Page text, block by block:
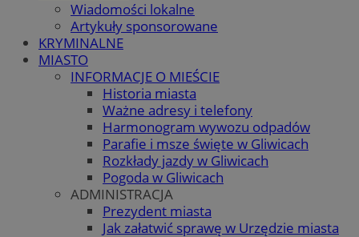
Wiadomości lokalne
Artykuły sponsorowane
KRYMINALNE
MIASTO
INFORMACJE O MIEŚCIE
Historia miasta
Ważne adresy i telefony
Harmonogram wywozu odpadów
Parafie i msze święte w Gliwicach
Rozkłady jazdy w Gliwicach
Pogoda w Gliwicach
ADMINISTRACJA
Prezydent miasta
Jak załatwić sprawę w Urzędzie miasta